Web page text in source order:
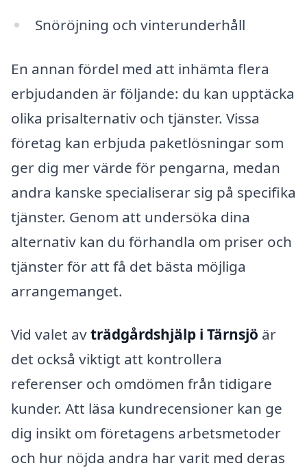
Snöröjning och vinterunderhåll
En annan fördel med att inhämta flera
erbjudanden är följande: du kan upptäcka
olika prisalternativ och tjänster. Vissa
företag kan erbjuda paketlösningar som
ger dig mer värde för pengarna, medan
andra kanske specialiserar sig på specifika
tjänster. Genom att undersöka dina
alternativ kan du förhandla om priser och
tjänster för att få det bästa möjliga
arrangemanget.
Vid valet avträdgårdshjälp i Tärnsjö är
det också viktigt att kontrollera
referenser och omdömen från tidigare
kunder. Att läsa kundrecensioner kan ge
dig insikt om företagens arbetsmetoder
och hur nöjda andra har varit med deras